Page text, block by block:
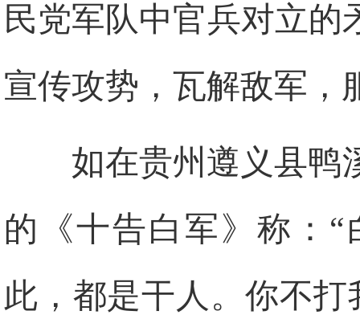
民党军队中官兵对立的
宣传攻势，瓦解敌军，
如在贵州遵义县鸭
的《十告白军》称：
此，都是干人。你不